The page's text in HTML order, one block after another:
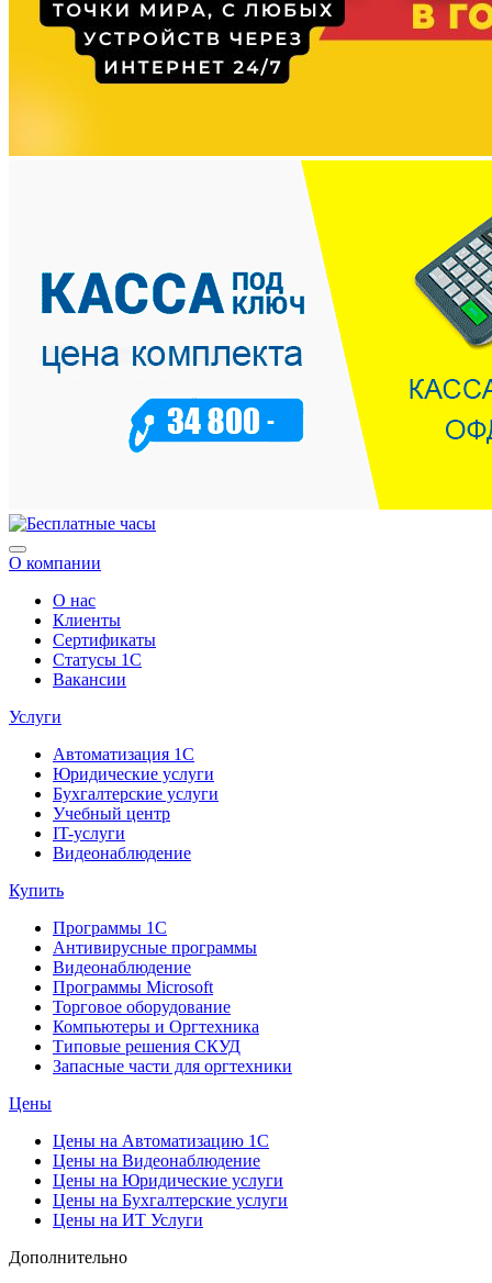
О компании
О нас
Клиенты
Сертификаты
Статусы 1С
Вакансии
Услуги
Автоматизация 1С
Юридические услуги
Бухгалтерские услуги
Учебный центр
IT-услуги
Видеонаблюдение
Купить
Программы 1С
Антивирусные программы
Видеонаблюдение
Программы Microsoft
Торговое оборудование
Компьютеры и Оргтехника
Типовые решения СКУД
Запасные части для оргтехники
Цены
Цены на Автоматизацию 1С
Цены на Видеонаблюдение
Цены на Юридические услуги
Цены на Бухгалтерские услуги
Цены на ИТ Услуги
Дополнительно